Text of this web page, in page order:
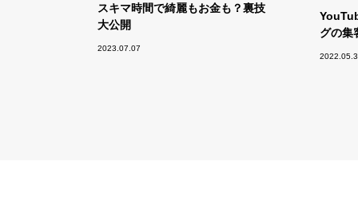
スキマ時間で綺麗もお金も？裏技
大公開
2023.07.07
グの集